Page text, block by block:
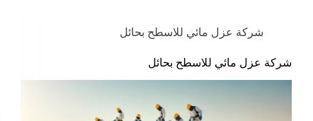
شركة عزل مائي للاسطح بحائل
شركة عزل مائي للاسطح بحائل